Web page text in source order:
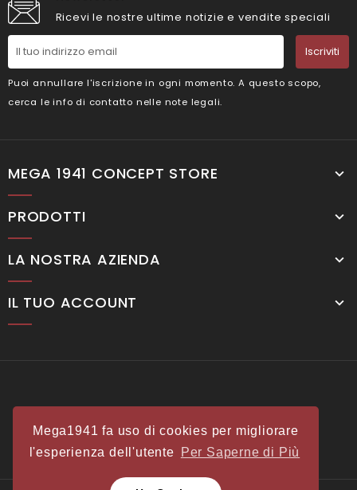
Mega1941 fa uso di cookies per migliorare
l'esperienza dell'utente
Per Saperne di Più
Ricevi le nostre ultime notizie e vendite speciali
Iscriviti
Puoi annullare l'iscrizione in ogni momento. A questo scopo,
cerca le info di contatto nelle note legali.
MEGA 1941 CONCEPT STORE
PRODOTTI
LA NOSTRA AZIENDA
IL TUO ACCOUNT